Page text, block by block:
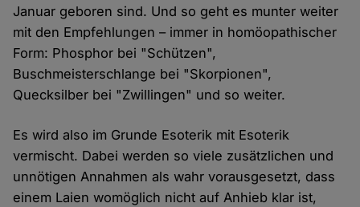
Januar geboren sind. Und so geht es munter weiter
mit den Empfehlungen – immer in homöopathischer
Form: Phosphor bei "Schützen",
Buschmeisterschlange bei "Skorpionen",
Quecksilber bei "Zwillingen" und so weiter.
Es wird also im Grunde Esoterik mit Esoterik
vermischt. Dabei werden so viele zusätzlichen und
unnötigen Annahmen als wahr vorausgesetzt, dass
einem Laien womöglich nicht auf Anhieb klar ist,